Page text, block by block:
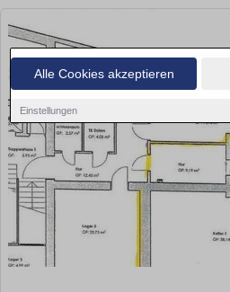
Alle Cookies akzeptieren
Einstellungen